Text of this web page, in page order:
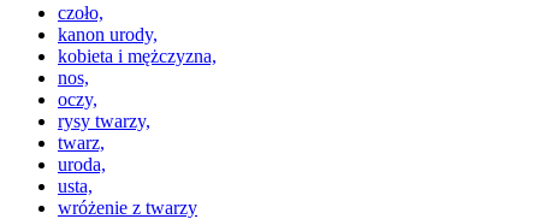
czoło,
kanon urody,
kobieta i mężczyzna,
nos,
oczy,
rysy twarzy,
twarz,
uroda,
usta,
wróżenie z twarzy